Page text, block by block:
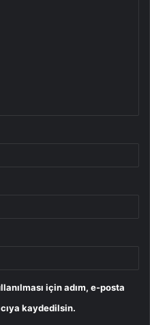
için adım, e-posta
kaydedilsin.